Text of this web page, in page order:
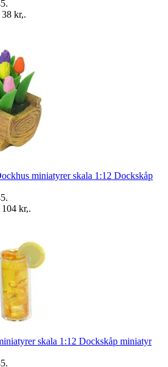
.
38 kr,.
miniatyrer skala 1:12 Dockskåp
.
104 kr,.
skala 1:12 Dockskåp miniatyr
.